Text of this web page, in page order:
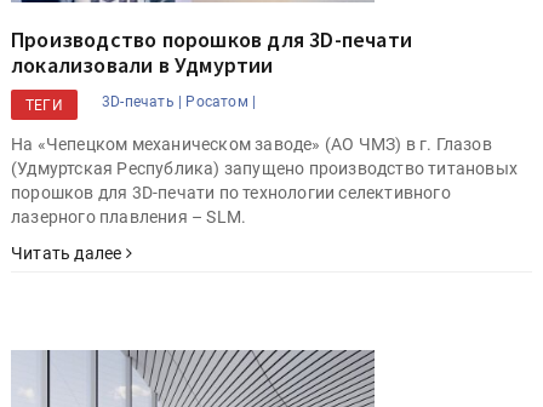
Производство порошков для 3D-печати
локализовали в Удмуртии
ТЕГИ 3D-печать | Росатом |
На «Чепецком механическом заводе» (АО ЧМЗ) в г. Глазов
(Удмуртская Республика) запущено производство титановых
порошков для 3D-печати по технологии селективного
лазерного плавления – SLM.
Читать далее